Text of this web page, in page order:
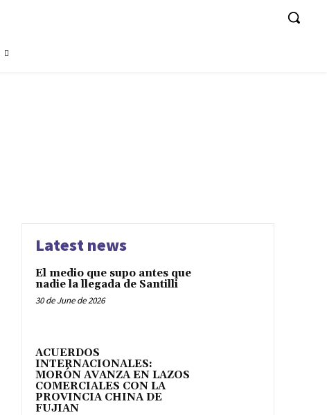
Latest news
El medio que supo antes que
nadie la llegada de Santilli
30 de June de 2026
ACUERDOS
INTERNACIONALES:
MORÓN AVANZA EN LAZOS
COMERCIALES CON LA
PROVINCIA CHINA DE
FUJIAN